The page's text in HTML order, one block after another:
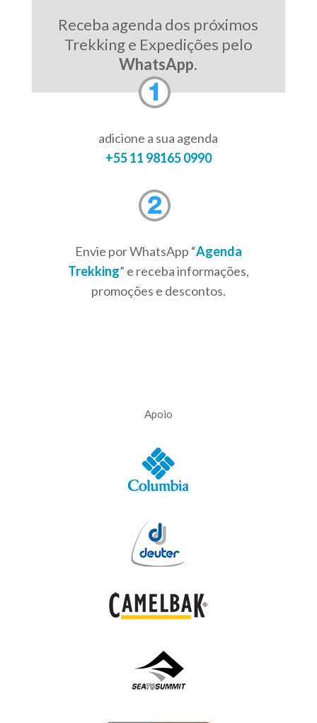
Receba agenda dos próximos
Trekking e Expedições pelo
WhatsApp.
adicione a sua agenda
+55 11 98165 0990
Envie por WhatsApp “Agenda
Trekking” e receba informações,
promoções e descontos.
Apoio